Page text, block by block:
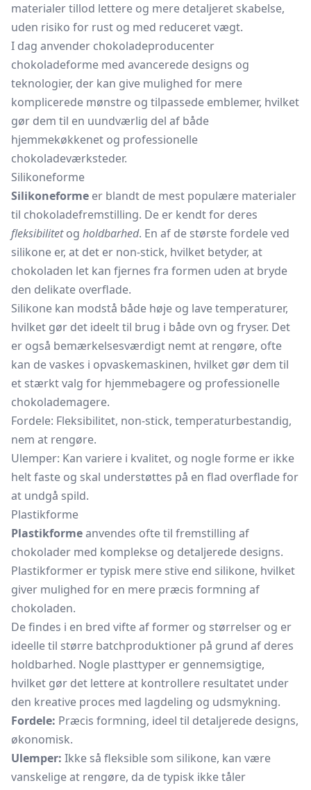
materialer tillod lettere og mere detaljeret skabelse,
uden risiko for rust og med reduceret vægt.
I dag anvender chokoladeproducenter
chokoladeforme med avancerede designs og
teknologier, der kan give mulighed for mere
komplicerede mønstre og tilpassede emblemer, hvilket
gør dem til en uundværlig del af både
hjemmekøkkenet og professionelle
chokoladeværksteder.
Silikoneforme
Silikoneforme er blandt de mest populære materialer
til chokoladefremstilling. De er kendt for deres
fleksibilitetog holdbarhed. En af de største fordele ved
silikone er, at det er non-stick, hvilket betyder, at
chokoladen let kan fjernes fra formen uden at bryde
den delikate overflade.
Silikone kan modstå både høje og lave temperaturer,
hvilket gør det ideelt til brug i både ovn og fryser. Det
er også bemærkelsesværdigt nemt at rengøre, ofte
kan de vaskes i opvaskemaskinen, hvilket gør dem til
et stærkt valg for hjemmebagere og professionelle
chokolademagere.
Fordele: Fleksibilitet, non-stick, temperaturbestandig,
nem at rengøre.
Ulemper: Kan variere i kvalitet, og nogle forme er ikke
helt faste og skal understøttes på en flad overflade for
at undgå spild.
Plastikforme
Plastikformeanvendes ofte til fremstilling af
chokolader med komplekse og detaljerede designs.
Plastikformer er typisk mere stive end silikone, hvilket
giver mulighed for en mere præcis formning af
chokoladen.
De findes i en bred vifte af former og størrelser og er
ideelle til større batchproduktioner på grund af deres
holdbarhed. Nogle plasttyper er gennemsigtige,
hvilket gør det lettere at kontrollere resultatet under
den kreative proces med lagdeling og udsmykning.
Fordele: Præcis formning, ideel til detaljerede designs,
økonomisk.
Ulemper: Ikke så fleksible som silikone, kan være
vanskelige at rengøre, da de typisk ikke tåler